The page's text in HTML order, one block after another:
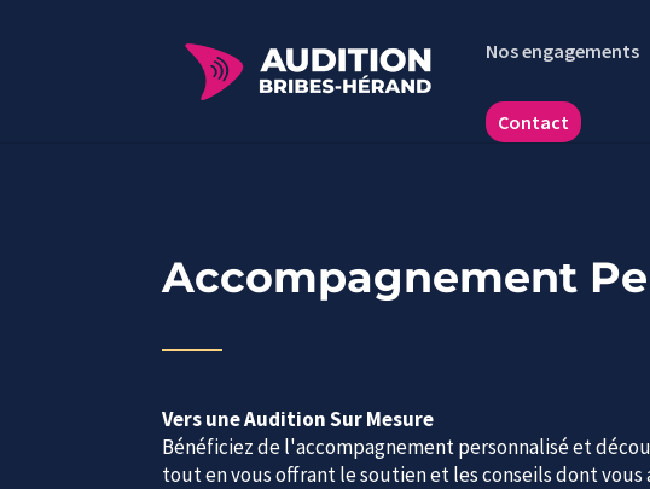
Nos engagements
Contact
Accompagnement
Vers une Audition Sur Mesure
Bénéficiez de l'accompagnement personnalisé et
tout en vous offrant le soutien et les conseils dont